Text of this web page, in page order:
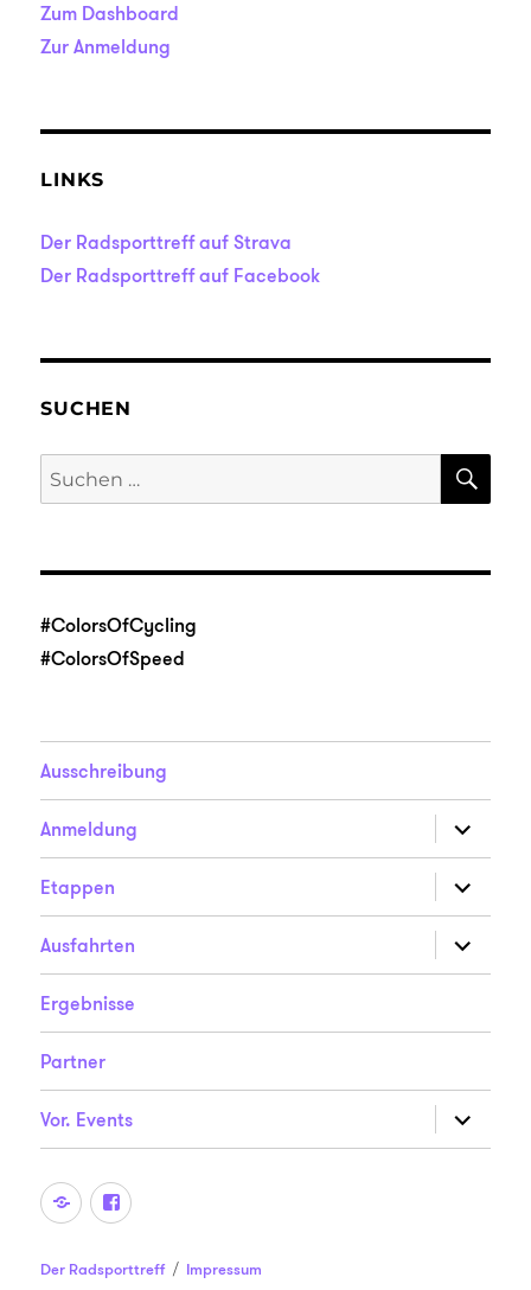
Zum Dashboard
Zur Anmeldung
LINKS
Der Radsporttreff auf Strava
Der Radsporttreff auf Facebook
SUCHEN
Suche
nach:
#ColorsOfCycling
#ColorsOfSpeed
Ausschreibung
Anmeldung
anzeigen
Etappen
anzeigen
Ausfahrten
anzeigen
Ergebnisse
Partner
Vor. Events
anzeigen
Der
auf
Der
auf
Der Radsporttreff Impressum